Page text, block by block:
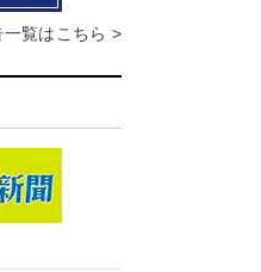
覧はこちら >